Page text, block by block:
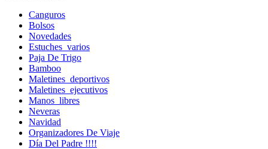
Canguros
Bolsos
Novedades
Estuches_varios
Paja De Trigo
Bamboo
Maletines_deportivos
Maletines_ejecutivos
Manos_libres
Neveras
Navidad
Organizadores De Viaje
Día Del Padre !!!!